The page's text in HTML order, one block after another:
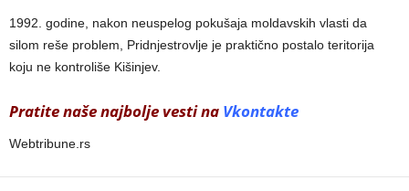
1992. godine, nakon neuspelog pokušaja moldavskih vlasti da
silom reše problem, Pridnjestrovlje je praktično postalo teritorija
koju ne kontroliše Kišinjev.
Pratite naše najbolje vesti na Vkontakte
Webtribune.rs